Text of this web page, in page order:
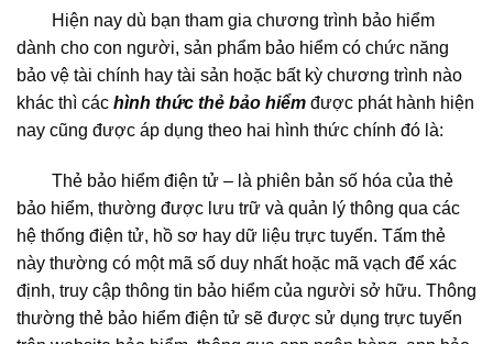
Hiện nay dù bạn tham gia chương trình bảo hiểm
dành cho con người, sản phẩm bảo hiểm có chức năng
bảo vệ tài chính hay tài sản hoặc bất kỳ chương trình nào
khác thì các hình thức thẻ bảo hiểm được phát hành hiện
nay cũng được áp dụng theo hai hình thức chính đó là:
Thẻ bảo hiểm điện tử – là phiên bản số hóa của thẻ
bảo hiểm, thường được lưu trữ và quản lý thông qua các
hệ thống điện tử, hồ sơ hay dữ liệu trực tuyến. Tấm thẻ
này thường có một mã số duy nhất hoặc mã vạch để xác
định, truy cập thông tin bảo hiểm của người sở hữu. Thông
thường thẻ bảo hiểm điện tử sẽ được sử dụng trực tuyến